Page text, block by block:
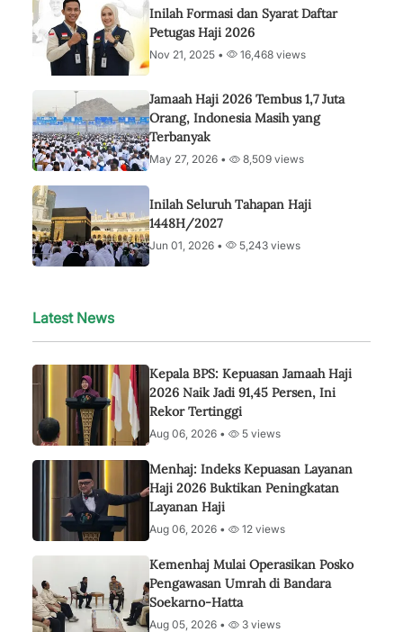
Inilah Formasi dan Syarat Daftar
Petugas Haji 2026
Nov 21, 2025 • 16,468 views
Jamaah Haji 2026 Tembus 1,7 Juta
Orang, Indonesia Masih yang
Terbanyak
May 27, 2026 • 8,509 views
Inilah Seluruh Tahapan Haji
1448H/2027
Jun 01, 2026 • 5,243 views
Latest News
Kepala BPS: Kepuasan Jamaah Haji
2026 Naik Jadi 91,45 Persen, Ini
Rekor Tertinggi
Aug 06, 2026 • 5 views
Menhaj: Indeks Kepuasan Layanan
Haji 2026 Buktikan Peningkatan
Layanan Haji
Aug 06, 2026 • 12 views
Kemenhaj Mulai Operasikan Posko
Pengawasan Umrah di Bandara
Soekarno-Hatta
Aug 05, 2026 • 3 views